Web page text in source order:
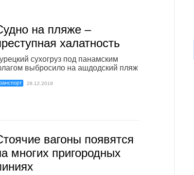
на пляже –
халатность
сухогруз под панамским
выбросило на ашдодский пляж
28.12.2019
вагоны появятся
многих пригородных